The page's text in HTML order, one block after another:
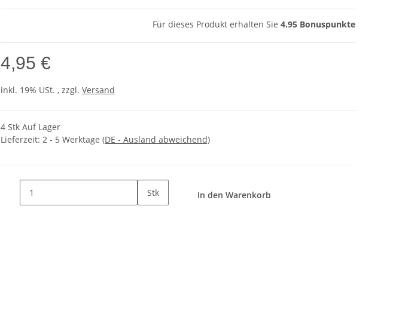
Für dieses Produkt erhalten Sie 4.95 Bonuspunkte
4,95 €
inkl. 19% USt. , zzgl. Versand
4 Stk Auf Lager
Lieferzeit: 2 - 5 Werktage (DE - Ausland abweichend)
Stk In den Warenkorb